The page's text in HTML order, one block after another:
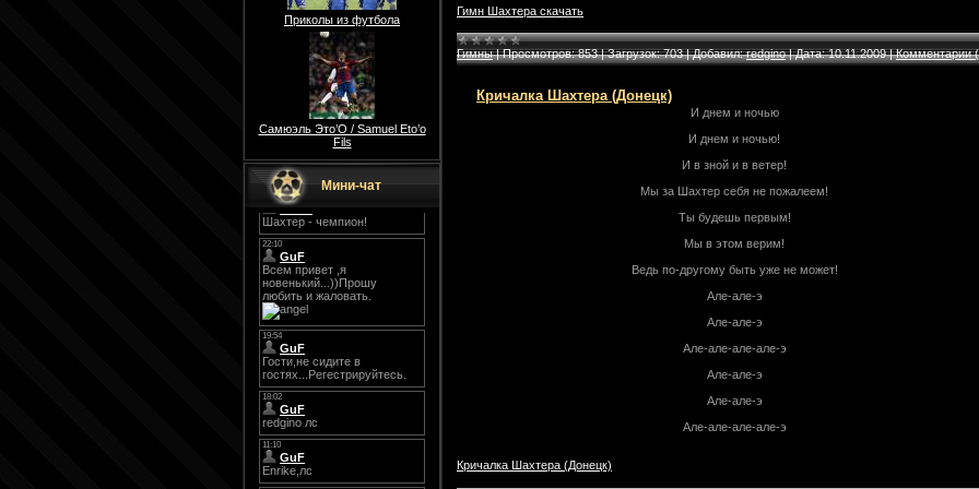
Приколы из футбола
Самюэль Это’О / Samuel Eto’o
Fils
Мини-чат
Гимн Шахтера скачать
Гимны|Просмотров: 853|Загрузок: 703|Добавил: redgino|Дата: 10.11.2009 |Комментарии
Кричалка Шахтера (Донецк)
И днем и ночью
И днем и ночью!
И в зной и в ветер!
Мы за Шахтер себя не пожалеем!
Ты будешь первым!
Мы в этом верим!
Ведь по-другому быть уже не может!
Але-але-э
Але-але-э
Але-але-але-але-э
Але-але-э
Але-але-э
Але-але-але-але-э
Кричалка Шахтера (Донецк)